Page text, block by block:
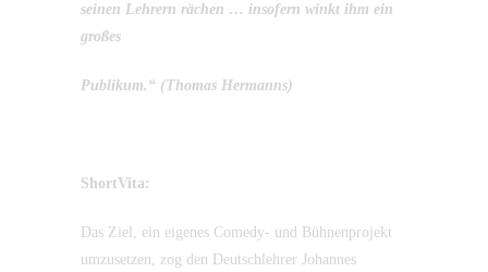
seinen Lehrern rächen … insofern winkt ihm ein
großes
Publikum.“ (Thomas Hermanns)
ShortVita:
Das Ziel, ein eigenes Comedy- und Bühnenprojekt
umzusetzen, zog den Deutschlehrer Johannes